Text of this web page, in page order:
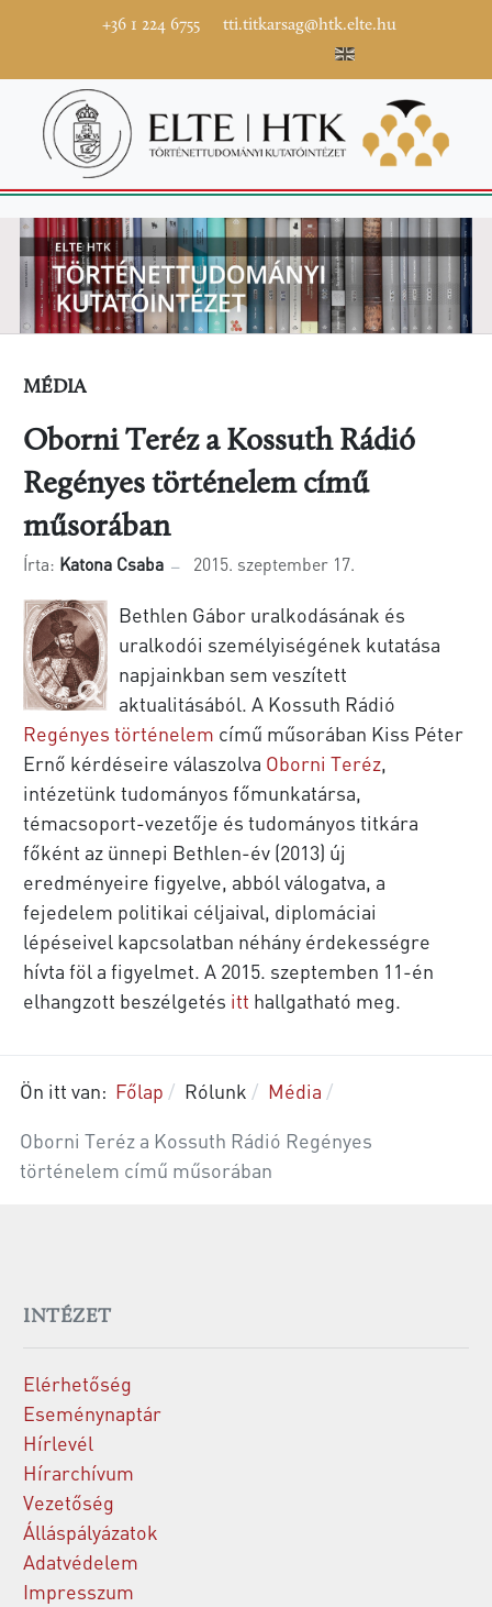
+36 1 224 6755 tti.titkarsag@htk.elte.hu
MÉDIA
Oborni Teréz a Kossuth Rádió
Regényes történelem című
műsorában
Írta: Katona Csaba 2015. szeptember 17.
Bethlen Gábor uralkodásának és
uralkodói személyiségének kutatása
napjainkban sem veszített
aktualitásából. A Kossuth Rádió
Regényes történelem című műsorában Kiss Péter
Ernő kérdéseire válaszolva Oborni Teréz,
intézetünk tudományos főmunkatársa,
témacsoport-vezetője és tudományos titkára
főként az ünnepi Bethlen-év (2013) új
eredményeire figyelve, abból válogatva, a
fejedelem politikai céljaival, diplomáciai
lépéseivel kapcsolatban néhány érdekességre
hívta föl a figyelmet. A 2015. szeptemben 11-én
elhangzott beszélgetés itt hallgatható meg.
Ön itt van: Főlap Rólunk
Média
Oborni Teréz a Kossuth Rádió Regényes
történelem című műsorában
INTÉZET
Elérhetőség
Eseménynaptár
Hírlevél
Hírarchívum
Vezetőség
Álláspályázatok
Adatvédelem
Impresszum